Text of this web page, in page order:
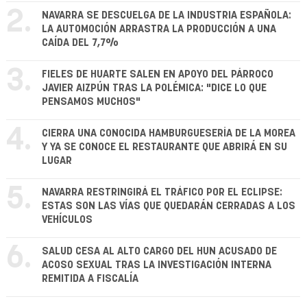
2.
NAVARRA SE DESCUELGA DE LA INDUSTRIA ESPAÑOLA:
LA AUTOMOCIÓN ARRASTRA LA PRODUCCIÓN A UNA
CAÍDA DEL 7,7%
3.
FIELES DE HUARTE SALEN EN APOYO DEL PÁRROCO
JAVIER AIZPÚN TRAS LA POLÉMICA: "DICE LO QUE
PENSAMOS MUCHOS"
4.
CIERRA UNA CONOCIDA HAMBURGUESERÍA DE LA MOREA
Y YA SE CONOCE EL RESTAURANTE QUE ABRIRÁ EN SU
LUGAR
5.
NAVARRA RESTRINGIRÁ EL TRÁFICO POR EL ECLIPSE:
ESTAS SON LAS VÍAS QUE QUEDARÁN CERRADAS A LOS
VEHÍCULOS
6.
SALUD CESA AL ALTO CARGO DEL HUN ACUSADO DE
ACOSO SEXUAL TRAS LA INVESTIGACIÓN INTERNA
REMITIDA A FISCALÍA